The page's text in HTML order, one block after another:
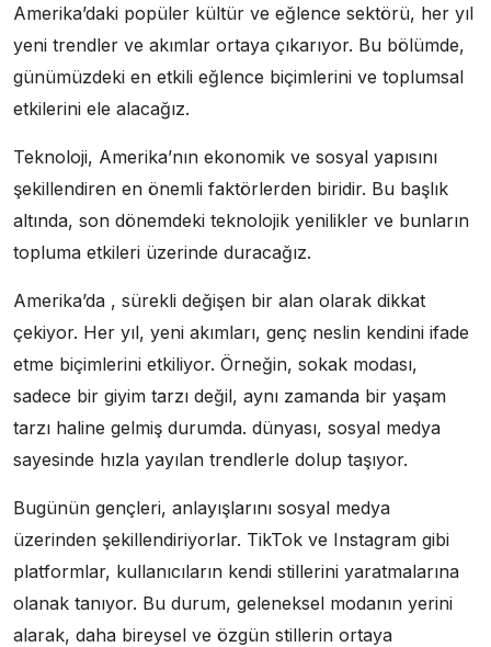
Amerika’daki popüler kültür ve eğlence sektörü, her yıl
yeni trendler ve akımlar ortaya çıkarıyor. Bu bölümde,
günümüzdeki en etkili eğlence biçimlerini ve toplumsal
etkilerini ele alacağız.
Teknoloji, Amerika’nın ekonomik ve sosyal yapısını
şekillendiren en önemli faktörlerden biridir. Bu başlık
altında, son dönemdeki teknolojik yenilikler ve bunların
topluma etkileri üzerinde duracağız.
Amerika’da , sürekli değişen bir alan olarak dikkat
çekiyor. Her yıl, yeni akımları, genç neslin kendini ifade
etme biçimlerini etkiliyor. Örneğin, sokak modası,
sadece bir giyim tarzı değil, aynı zamanda bir yaşam
tarzı haline gelmiş durumda. dünyası, sosyal medya
sayesinde hızla yayılan trendlerle dolup taşıyor.
Bugünün gençleri, anlayışlarını sosyal medya
üzerinden şekillendiriyorlar. TikTok ve Instagram gibi
platformlar, kullanıcıların kendi stillerini yaratmalarına
olanak tanıyor. Bu durum, geleneksel modanın yerini
alarak, daha bireysel ve özgün stillerin ortaya